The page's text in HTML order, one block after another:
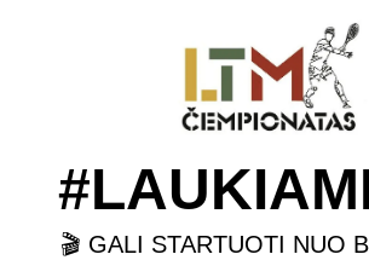
🎬 GALI STARTUOTI NUO